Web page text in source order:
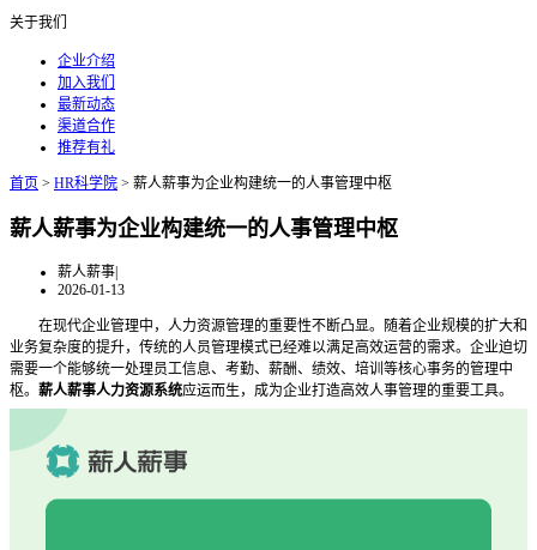
关于我们
企业介绍
加入我们
最新动态
渠道合作
推荐有礼
首页 > HR科学院 > 薪人薪事为企业构建统一的人事管理中枢
薪人薪事为企业构建统一的人事管理中枢
薪人薪事|
2026-01-13
在现代企业管理中，人力资源管理的重要性不断凸显。随着企业规模的扩大和
业务复杂度的提升，传统的人员管理模式已经难以满足高效运营的需求。企业迫切
需要一个能够统一处理员工信息、考勤、薪酬、绩效、培训等核心事务的管理中
枢。 薪人薪事人力资源系统应运而生，成为企业打造高效人事管理的重要工具。